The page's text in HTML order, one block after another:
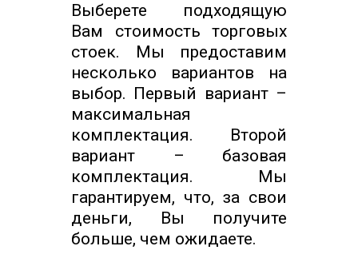
Выберете подходящую
Вам стоимость торговых
стоек. Мы предоставим
несколько вариантов на
выбор. Первый вариант –
максимальная
комплектация. Второй
вариант – базовая
комплектация. Мы
гарантируем, что, за свои
деньги, Вы получите
больше, чем ожидаете.